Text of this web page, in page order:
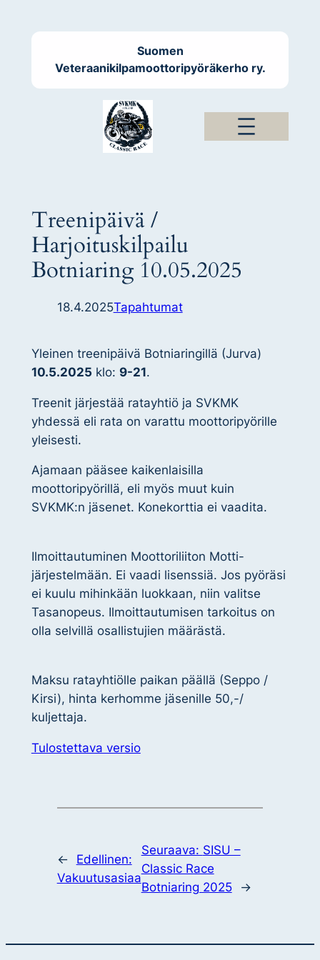
sisältöön
Suomen
Veteraanikilpamoottoripyöräkerho ry.
Treenipäivä /
Harjoituskilpailu
Botniaring 10.05.2025
18.4.2025Tapahtumat
Yleinen treenipäivä Botniaringillä (Jurva)
10.5.2025 klo: 9-21.
Treenit järjestää ratayhtiö ja SVKMK
yhdessä eli rata on varattu moottoripyörille
yleisesti.
Ajamaan pääsee kaikenlaisilla
moottoripyörillä, eli myös muut kuin
SVKMK:n jäsenet. Konekorttia ei vaadita.
Ilmoittautuminen Moottoriliiton Motti-
järjestelmään. Ei vaadi lisenssiä. Jos pyöräsi
ei kuulu mihinkään luokkaan, niin valitse
Tasanopeus. Ilmoittautumisen tarkoitus on
olla selvillä osallistujien määrästä.
Maksu ratayhtiölle paikan päällä (Seppo /
Kirsi), hinta kerhomme jäsenille 50,-/
kuljettaja.
Tulostettava versio
←
Edellinen:
Vakuutusasiaa
Seuraava: SISU –
Classic Race
Botniaring 2025
→